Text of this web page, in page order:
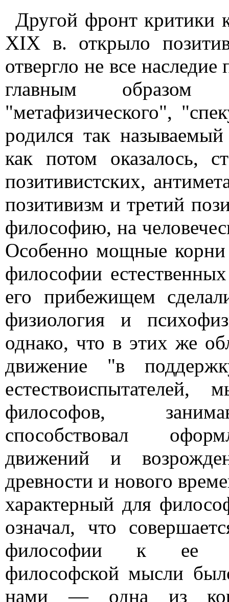
Другой фронт критики
XIX в. открыло
отвергло не все
главным
"метафизического",
родился так
как потом оказалось,
позитивистских,
позитивизм и третий
философию, на
Особенно мощные корни
философии
его прибежищем
физиология и
однако, что в этих же
движение "в
философов,
способствовал
движений и
древности и нового
характерный для
означал, что
философии к ее
философской мысли
нами — одна из